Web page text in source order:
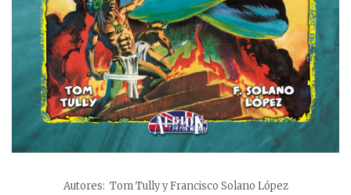
Autores: Tom Tully y Francisco Solano López